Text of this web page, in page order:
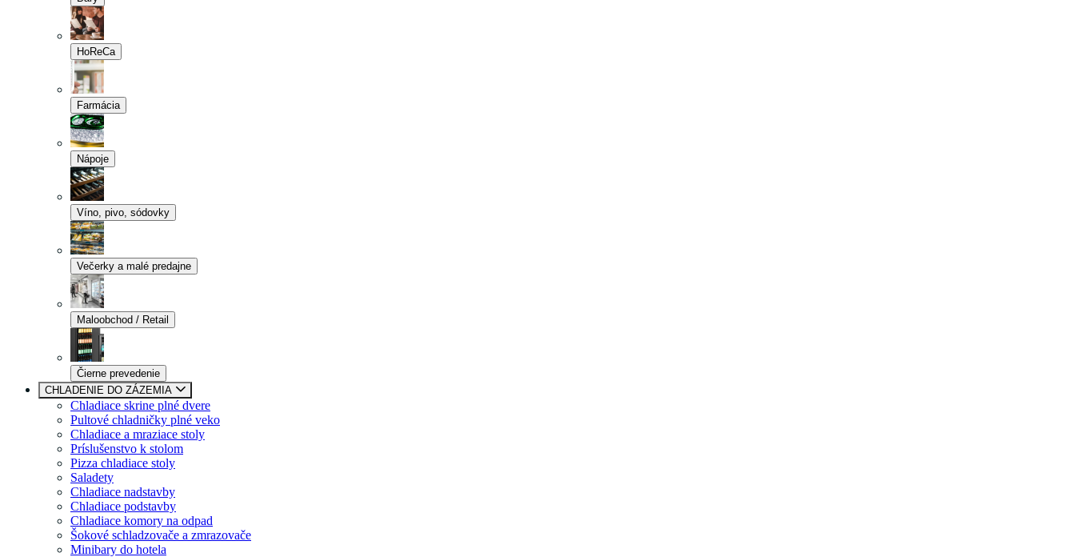
HoReCa
Farmácia
Nápoje
Víno, pivo, sódovky
Večerky a malé predajne
Maloobchod / Retail
Čierne prevedenie
CHLADENIE DO ZÁZEMIA
Chladiace skrine plné dvere
Pultové chladničky plné veko
Chladiace a mraziace stoly
Príslušenstvo k stolom
Pizza chladiace stoly
Saladety
Chladiace nadstavby
Chladiace podstavby
Chladiace komory na odpad
Šokové schladzovače a zmrazovače
Minibary do hotela